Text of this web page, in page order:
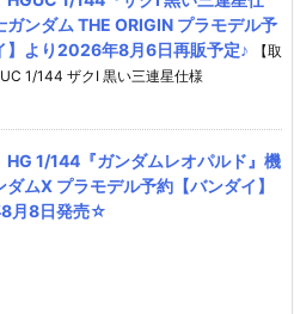
ガンダム THE ORIGIN プラモデル予
】より2026年8月6日再販予定♪
【取
1/144 ザクI 黒い三連星仕様
HG 1/144『ガンダムレオパルド』機
ムX プラモデル予約【バンダイ】
月8日発売☆